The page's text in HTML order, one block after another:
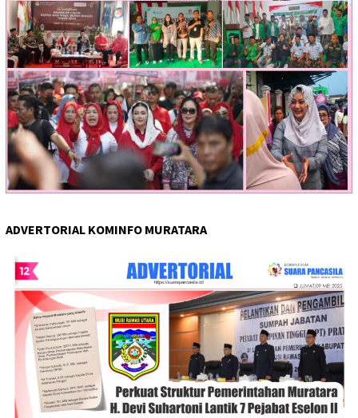
ADVERTORIAL KOMINFO MURATARA